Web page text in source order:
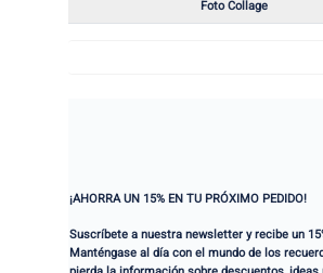
Foto Collage
¡AHORRA UN 15% EN TU PRÓXIMO PEDIDO!
Suscríbete a nuestra newsletter y recibe un
Manténgase al día con el mundo de los